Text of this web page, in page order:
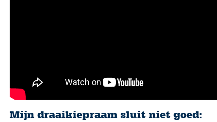
Mijn draaikiepraam sluit niet goed: